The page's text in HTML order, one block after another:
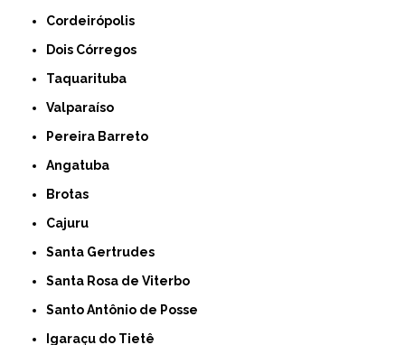
Cordeirópolis
Dois Córregos
Taquarituba
Valparaíso
Pereira Barreto
Angatuba
Brotas
Cajuru
Santa Gertrudes
Santa Rosa de Viterbo
Santo Antônio de Posse
Igaraçu do Tietê